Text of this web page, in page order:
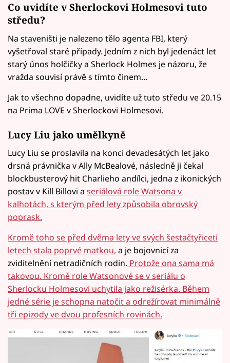
Co uvidíte v Sherlockovi Holmesovi tuto
středu?
Na staveništi je nalezeno tělo agenta FBI, který
vyšetřoval staré případy. Jedním z nich byl jedenáct let
starý únos holčičky a Sherlock Holmes je názoru, že
vražda souvisí právě s tímto činem…
Jak to všechno dopadne, uvidíte už tuto středu ve 20.15
na Prima LOVE v Sherlockovi Holmesovi.
Lucy Liu jako umělkyně
Lucy Liu se proslavila na konci devadesátých let jako
drsná právnička v Ally McBealové, následně ji čekal
blockbusterový hit Charlieho andílci, jedna z ikonických
postav v Kill Billovi a seriálová role Watsona v
kalhotách, s kterým před lety způsobila obrovský
poprask.
Kromě toho se před dvěma lety ve svých šestačtyřiceti
letech stala poprvé matkou, a je bojovnicí za
zviditelnění netradičních rodin. Protože ona sama má
takovou. Kromě role Watsonové se v seriálu o
Sherlocku Holmesovi uchytila jako režisérka. Během
jedné série je schopna natočit a odrežírovat minimálně
tři epizody ve dvou profesních rovinách.